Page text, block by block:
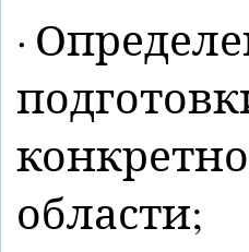
·
области;